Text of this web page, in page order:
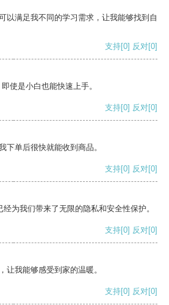
以满足我不同的学习需求，让我能够找到自
支持[0] 反对[0]
使是小白也能快速上手。
支持[0] 反对[0]
下单后很快就能收到商品。
支持[0] 反对[0]
为我们带来了无限的隐私和安全性保护。
支持[0] 反对[0]
让我能够感受到家的温暖。
支持[0] 反对[0]